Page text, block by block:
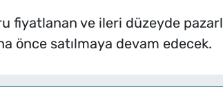
fiyatlanan ve ileri düzeyde
önce satılmaya devam edecek.​